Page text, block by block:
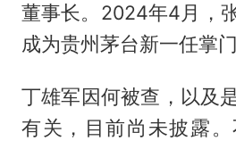
董事长。2024年4月，
成为贵州茅台新一任掌门
丁雄军因何被查，以及
有关，目前尚未披露